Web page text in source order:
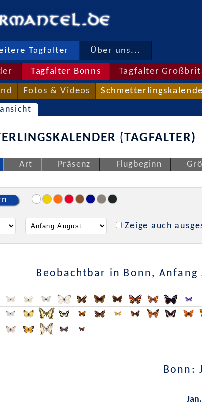
Tagfalter Über uns...
Tagfalter Bonns Tagfalter
Fotos & Videos
(TAGFALTER)
Art Präsenz Flugbeginn
Zeige auch
Beobachtbar in Bonn,
Bonn:
Jan.